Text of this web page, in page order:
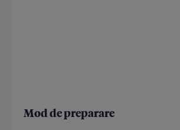
Mod de preparare